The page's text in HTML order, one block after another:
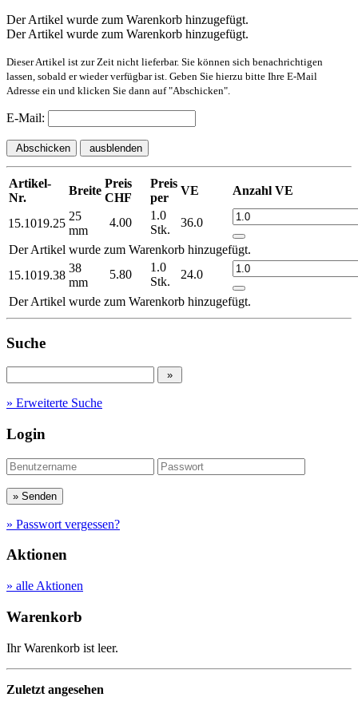
Der Artikel wurde zum Warenkorb hinzugefügt.
Der Artikel wurde zum Warenkorb hinzugefügt.
Dieser Artikel ist zur Zeit nicht lieferbar. Sie können sich benachrichtigen
lassen, sobald er wieder verfügbar ist. Geben Sie hierzu bitte Ihre E-Mail
Adresse ein und klicken Sie dann auf "Abschicken".
E-Mail:
Abschicken ausblenden
Artikel-
Nr.
Breite
Preis
CHF
Preis
per
VE Anzahl VE
15.1019.25
25
mm
4.00
1.0
Stk.
36.0
Der Artikel wurde zum Warenkorb hinzugefügt.
15.1019.38
38
mm
5.80
1.0
Stk.
24.0
Der Artikel wurde zum Warenkorb hinzugefügt.
Suche
» Erweiterte Suche
Login
» Passwort vergessen?
Aktionen
» alle Aktionen
Warenkorb
Ihr Warenkorb ist leer.
Zuletzt angesehen